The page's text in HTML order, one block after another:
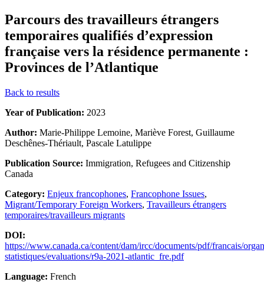
Parcours des travailleurs étrangers
temporaires qualifiés d’expression
française vers la résidence permanente :
Provinces de l’Atlantique
Back to results
Year of Publication: 2023
Author: Marie-Philippe Lemoine, Mariève Forest, Guillaume
Deschênes-Thériault, Pascale Latulippe
Publication Source: Immigration, Refugees and Citizenship
Canada
Category: Enjeux francophones, Francophone Issues,
Migrant/Temporary Foreign Workers, Travailleurs étrangers
temporaires/travailleurs migrants
DOI:
https://www.canada.ca/content/dam/ircc/documents/pdf/francais/
statistiques/evaluations/r9a-2021-atlantic_fre.pdf
Language: French